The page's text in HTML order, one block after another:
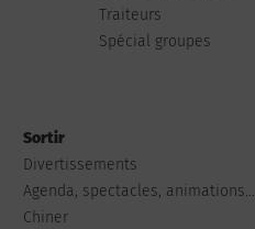
Traiteurs
Spécial groupes
Sortir
Divertissements
Agenda, spectacles, animations...
Chiner